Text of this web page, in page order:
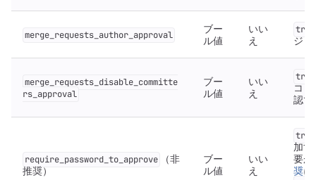
merge_requests_author_approval
ブー
ル値
いい
え
true
ジリ
merge_requests_disable_committe
rs_approval
ブー
ル値
いい
え
true
コ
認で
require_password_to_approve
（非
推奨）
ブー
ル値
いい
え
true
加す
要が
奨に